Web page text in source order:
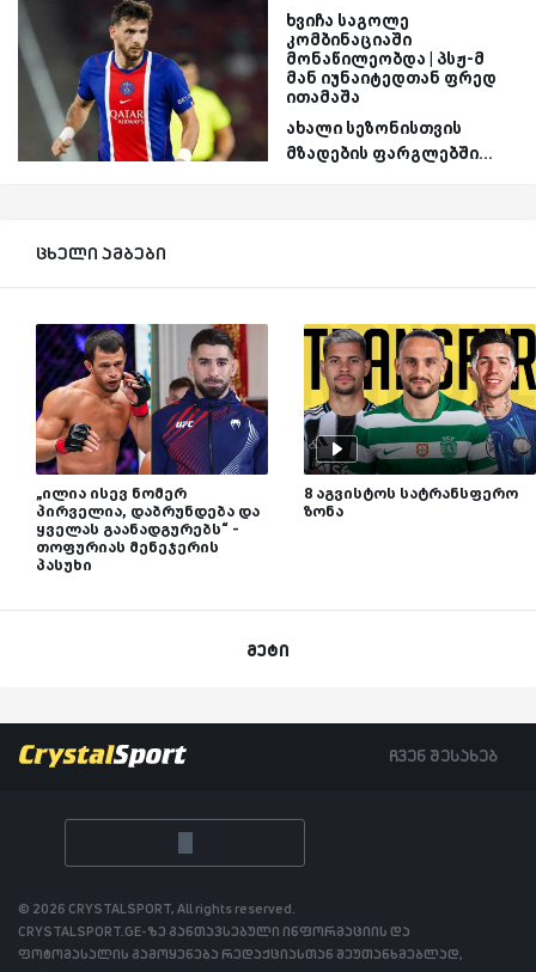
ხვიჩა საგოლე
კომბინაციაში
მონაწილეობდა | პსჟ-მ
მან იუნაიტედთან ფრედ
ითამაშა
ახალი სეზონისთვის
მზადების ფარგლებში...
ცხელი ამბები
„ილია ისევ ნომერ
პირველია, დაბრუნდება და
ყველას გაანადგურებს“ -
თოფურიას მენეჯერის
პასუხი
8 აგვისტოს სატრანსფერო
ზონა
მეტი
ჩვენ შესახებ
© 2026 CRYSTALSPORT, All rights reserved.
CRYSTALSPORT.GE-ზე განთავსებული ინფორმაციის და
ფოტომასალის გამოყენება რედაქციასთან შეუთანხმებლად,